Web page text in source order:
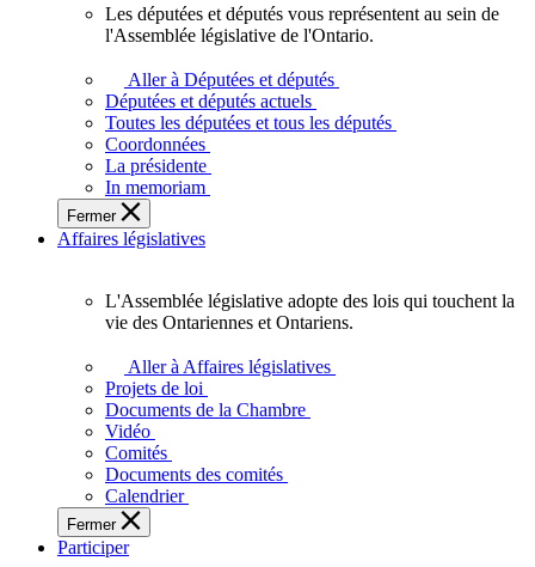
députés
vous
représentent
sein
de
l'Assemblée
législative
l'Ontario.
Les députées et députés vous représentent au sein de
l'Assemblée législative de l'Ontario.
Aller à Députées et députés
Députées et députés actuels
Toutes les députées et tous les députés
Coordonnées
La présidente
In memoriam
Fermer
Affaires législatives
L'Assemblée
adopte
touchent
des
Ontariennes
et
L'Assemblée législative adopte des lois qui touchent la
vie des Ontariennes et Ontariens.
Aller à Affaires législatives
Projets de loi
Documents de la Chambre
Vidéo
Comités
Documents des comités
Calendrier
Fermer
Participer